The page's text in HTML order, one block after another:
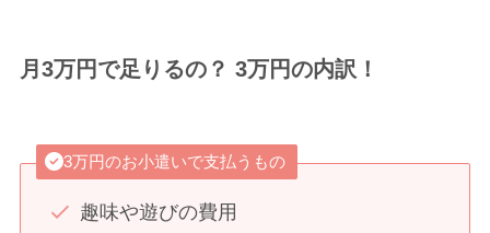
月3万円で足りるの？ 3万円の内訳！
3万円のお小遣いで支払うもの
趣味や遊びの費用